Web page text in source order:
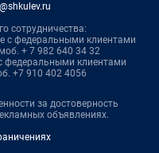
сотрудничества:
с федеральными клиентами
+ 7 982 640 34 32
федеральными клиентами
+7 910 402 4056
за достоверность
объявлениях.